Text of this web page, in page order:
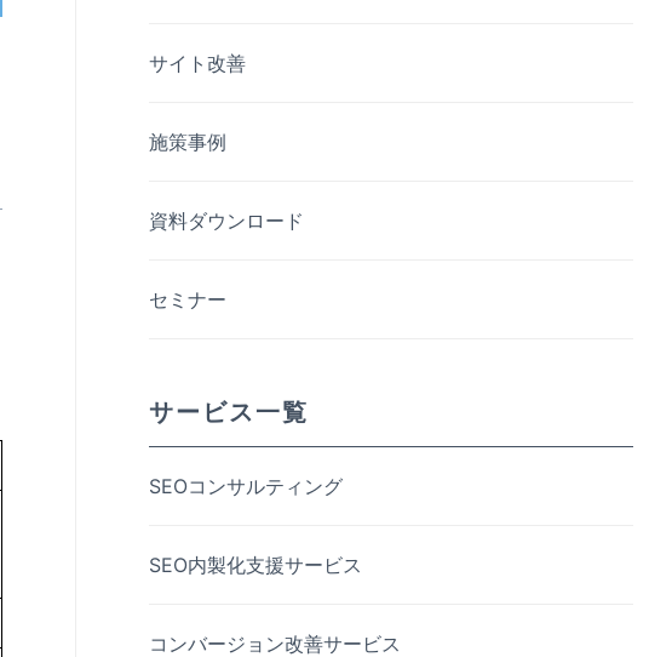
サイト改善
施策事例
資料ダウンロード
セミナー
サービス一覧
SEOコンサルティング
SEO内製化支援サービス
コンバージョン改善サービス